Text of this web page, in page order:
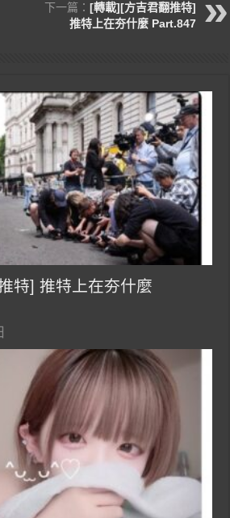
下一篇： [轉載][方吉君翻推特]
推特上在夯什麼 Part.847
特] 推特上在夯什麼